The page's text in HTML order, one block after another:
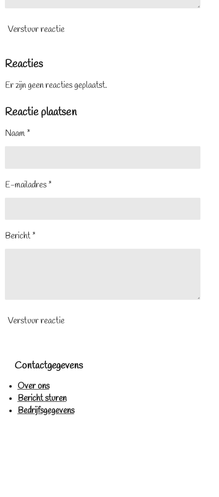
Verstuur reactie
Reacties
Er zijn geen reacties geplaatst.
Reactie plaatsen
Naam *
E-mailadres *
Bericht *
Verstuur reactie
Contactgegevens
Over ons
Bericht sturen
Bedrijfsgegevens